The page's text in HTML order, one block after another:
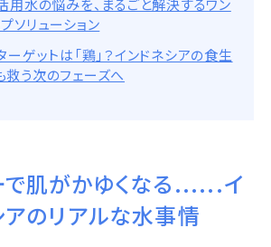
用水の悩みを、まるごと解決するワン
ソリューション
ーゲットは「鶏」？インドネシアの食生
救う次のフェーズへ
で肌がかゆくなる......イ
アのリアルな水事情